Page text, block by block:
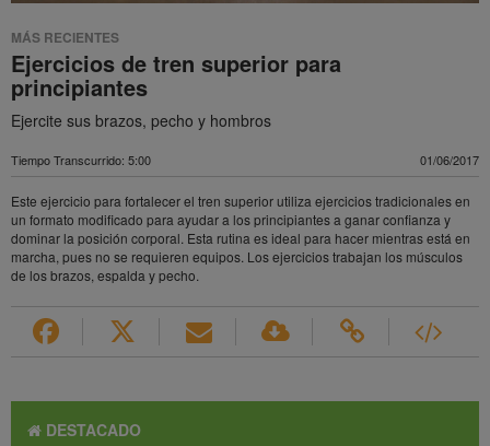
MÁS RECIENTES
Ejercicios de tren superior para
principiantes
Ejercite sus brazos, pecho y hombros
Tiempo Transcurrido: 5:00 01/06/2017
Este ejercicio para fortalecer el tren superior utiliza ejercicios tradicionales en
un formato modificado para ayudar a los principiantes a ganar confianza y
dominar la posición corporal. Esta rutina es ideal para hacer mientras está en
marcha, pues no se requieren equipos. Los ejercicios trabajan los músculos
de los brazos, espalda y pecho.
DESTACADO